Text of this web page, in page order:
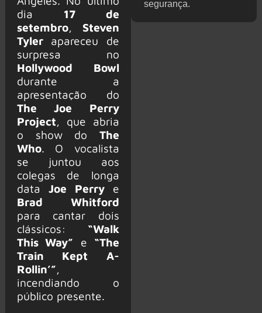
dia 17 de
setembro, Steven
Tylerapareceu de
surpresa no
Hollywood Bowl
durante a
apresentação do
The Joe Perry
Project, que abria
o show do The
Who. O vocalista
se juntou aos
colegas de longa
dataJoe Perrye
Brad Whitford
para cantar dois
clássicos: “Walk
This Way” e “The
Train Kept A-
Rollin’”,
incendiando o
público presente.
segurança.